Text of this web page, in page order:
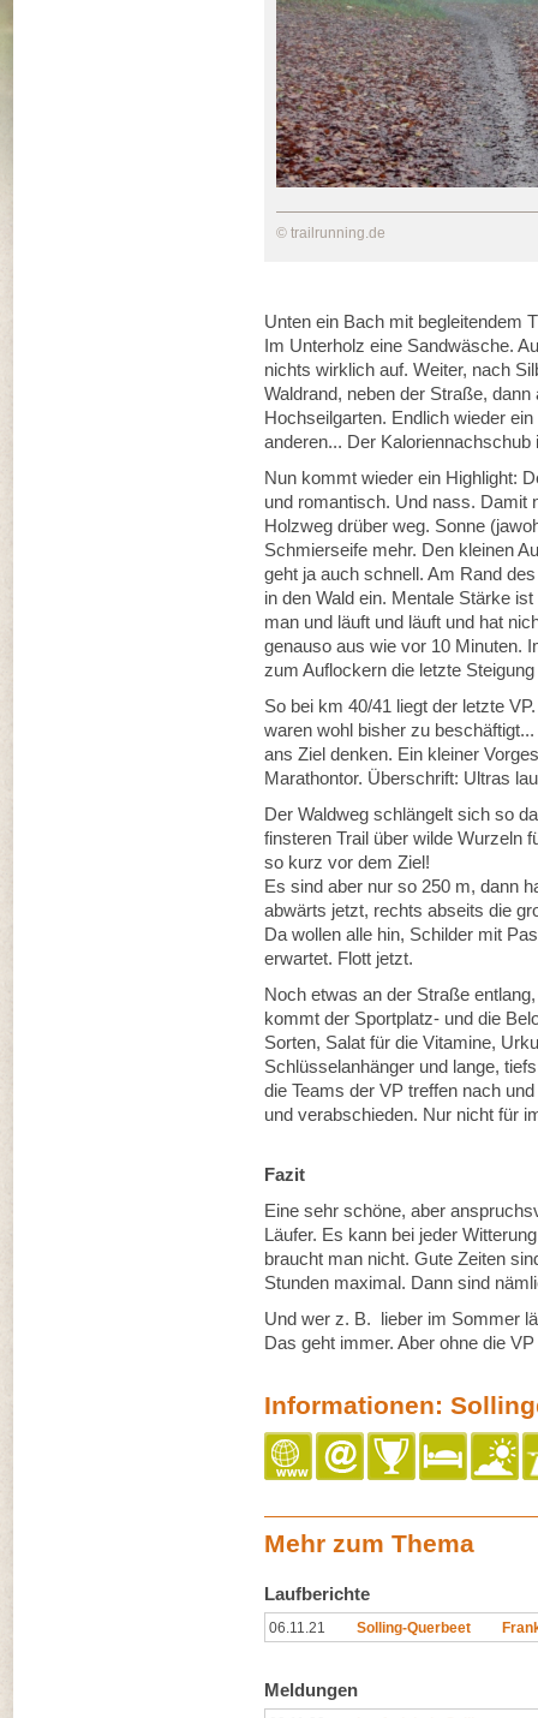
© trailrunning.de
Unten ein Bach mit begleitendem
Im Unterholz eine Sandwäsche.
nichts wirklich auf. Weiter, nach
Waldrand, neben der Straße,
Hochseilgarten. Endlich wieder
anderen... Der
Nun kommt wieder ein Highlight:
und romantisch. Und nass. Damit
Holzweg drüber weg. Sonne
Schmierseife mehr. Den kleinen
geht ja auch schnell. Am Rand
in den Wald ein. Mentale Stärke
man und läuft und läuft und hat
genauso aus wie vor 10 Minuten.
zum Auflockern die letzte
So bei km 40/41 liegt der letzte
waren wohl bisher zu
ans Ziel denken. Ein kleiner
Marathontor. Überschrift: Ultras
Der Waldweg schlängelt sich so
finsteren Trail über wilde Wurzeln
so kurz vor dem Ziel!
Es sind aber nur so 250 m, dann
abwärts jetzt, rechts abseits die
Da wollen alle hin, Schilder mit
erwartet. Flott jetzt.
Noch etwas an der Straße
kommt der Sportplatz- und die
Sorten, Salat für die Vitamine,
Schlüsselanhänger und lange,
die Teams der VP treffen nach
und verabschieden. Nur nicht für
Fazit
Eine sehr schöne, aber
Läufer. Es kann bei jeder
braucht man nicht. Gute Zeiten
Stunden maximal. Dann sind
Und wer z. B. lieber im Sommer
Das geht immer. Aber ohne die
Informationen:
Mehr zum Thema
Laufberichte
06.11.21 Solling-Querbeet
Meldungen